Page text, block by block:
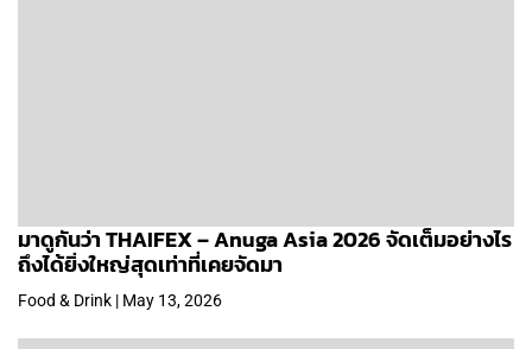
มาดูกันว่า THAIFEX – Anuga Asia 2026 จัดเต็มอย่างไร
ถึงได้ยิ่งใหญ่สุดเท่าที่เคยจัดมา
Food & Drink | May 13, 2026